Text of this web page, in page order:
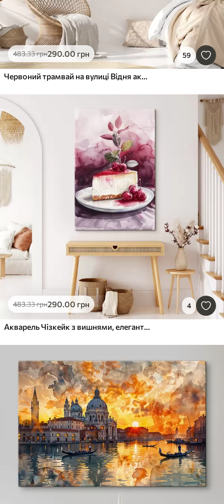
483.33грн290.00 грн 59
Червоний трамвай на вулиці Відня акварель
483.33грн290.00 грн 4
Акварель Чізкейк з вишнями, елегантний харчовий мистецтво, червоний і фіолетовий кольори